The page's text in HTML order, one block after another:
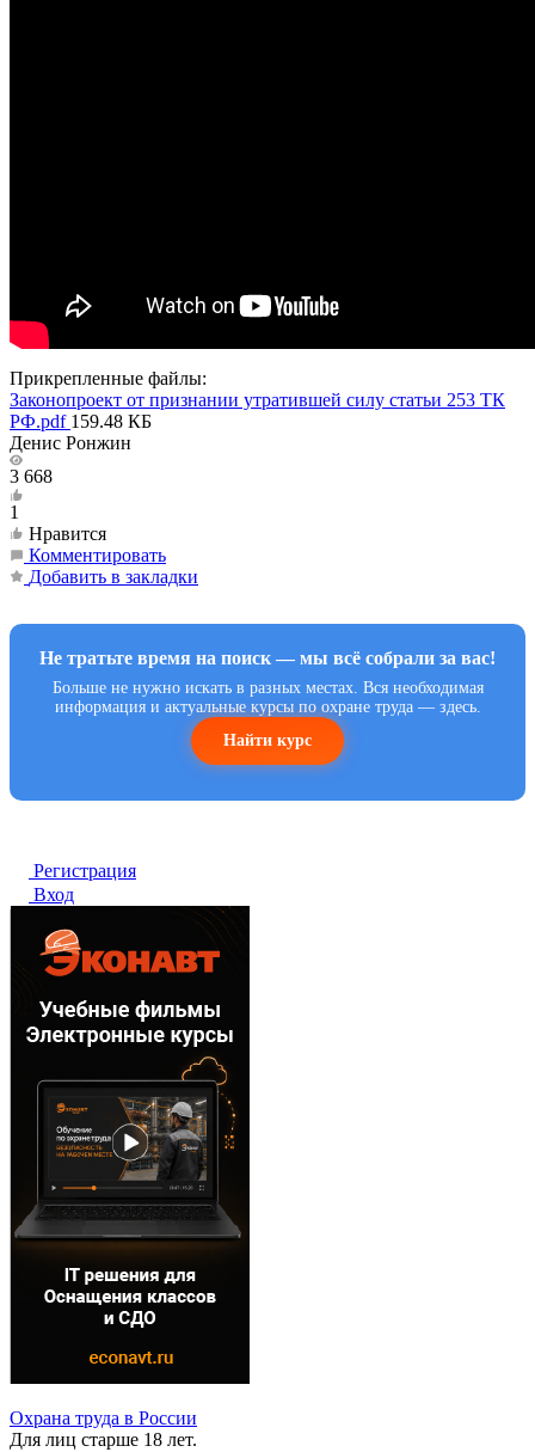
Прикрепленные файлы:
Законопроект от признании утратившей силу статьи 253 ТК
РФ.pdf 159.48 КБ
Денис Ронжин
3 668
1
Нравится
Комментировать
Добавить в закладки
Не тратьте время на поиск — мы всё собрали за вас!
Больше не нужно искать в разных местах. Вся необходимая
информация и актуальные курсы по охране труда — здесь.
Найти курс
Регистрация
Вход
Охрана труда в России
Для лиц старше 18 лет.